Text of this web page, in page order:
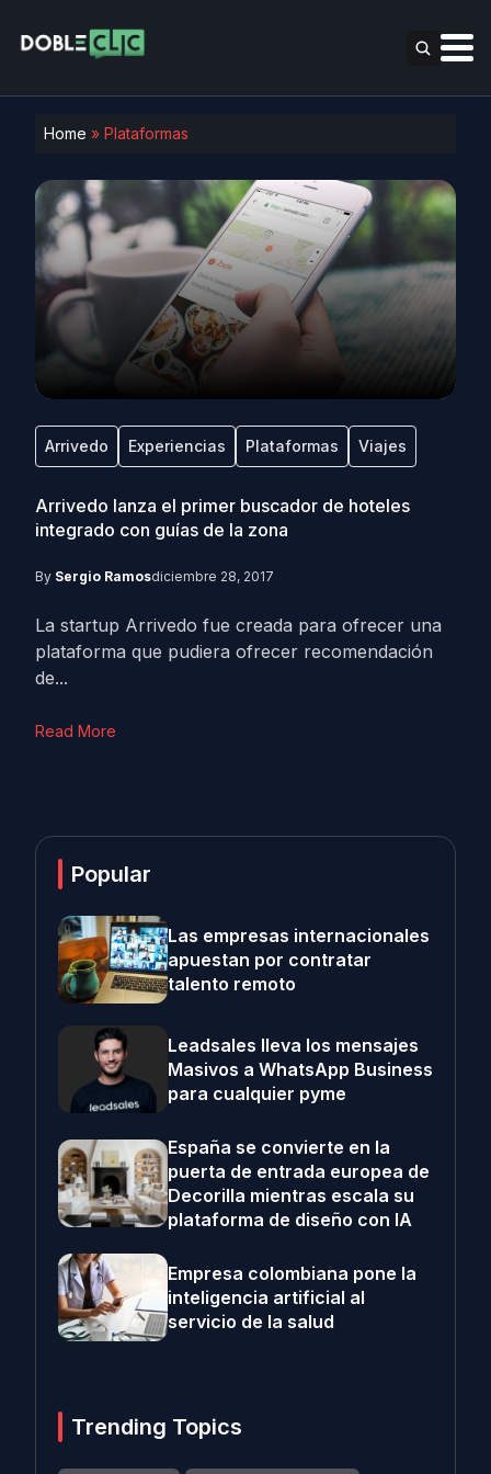
Home » Plataformas
Arrivedo Experiencias Plataformas Viajes
Arrivedo lanza el primer buscador de hoteles
integrado con guías de la zona
By Sergio Ramosdiciembre 28, 2017
La startup Arrivedo fue creada para ofrecer una
plataforma que pudiera ofrecer recomendación
de...
Read More
Popular
Las empresas internacionales
apuestan por contratar
talento remoto
Leadsales lleva los mensajes
Masivos a WhatsApp Business
para cualquier pyme
España se convierte en la
puerta de entrada europea de
Decorilla mientras escala su
plataforma de diseño con IA
Empresa colombiana pone la
inteligencia artificial al
servicio de la salud
Trending Topics